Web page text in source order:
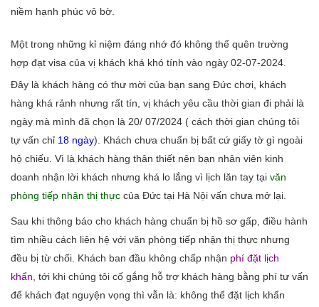
niềm hạnh phúc vô bờ.
Một trong những kỉ niệm đáng nhớ đó không thể quên trường
hợp đạt visa của vị khách khá khó tính vào ngày 02-07-2024.
Đây là khách hàng có thư mời của bạn sang Đức chơi, khách
hàng khá rảnh nhưng rất tín, vị khách yêu cầu thời gian đi phải là
ngày mà mình đã chọn là 20/ 07/2024 ( cách thời gian chúng tôi
tự vấn chỉ 18 ngày). Khách chưa chuẩn bị bất cứ giấy tờ gì ngoài
hộ chiếu. Vì là khách hàng thân thiết nên bạn nhân viên kinh
doanh nhận lời khách nhưng khá lo lắng vì lịch lăn tay tại văn
phòng tiếp nhận thị thực của Đức tại Hà Nội vấn chưa mở lại.
Sau khi thông báo cho khách hàng chuẩn bị hồ sơ gấp, điều hành
tìm nhiều cách liên hệ với văn phòng tiếp nhận thị thực nhưng
đều bị từ chối. Khách ban đầu không chấp nhận phí đặt lịch
khẩn, tới khi chúng tôi cố gắng hỗ trợ khách hàng bằng phí tư vấn
để khách đạt nguyện vọng thì vẫn là: không thể đặt lịch khẩn